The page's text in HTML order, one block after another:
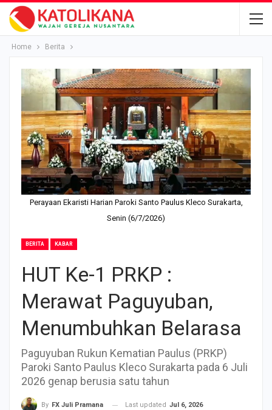
Home Berita
Perayaan Ekaristi Harian Paroki Santo Paulus Kleco Surakarta,
Senin (6/7/2026)
BERITA KABAR
HUT Ke-1 PRKP :
Merawat Paguyuban,
Menumbuhkan Belarasa
Paguyuban Rukun Kematian Paulus (PRKP)
Paroki Santo Paulus Kleco Surakarta pada 6 Juli
2026 genap berusia satu tahun
By FX Juli Pramana Last updated Jul 6, 2026